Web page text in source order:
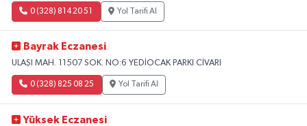
0 (328) 814 20 51 Yol Tarifi Al
Bayrak Eczanesi
ULAŞI MAH. 11507 SOK. NO:6 YEDİOCAK PARKI CİVARI
0 (328) 825 08 25 Yol Tarifi Al
Yüksek Eczanesi